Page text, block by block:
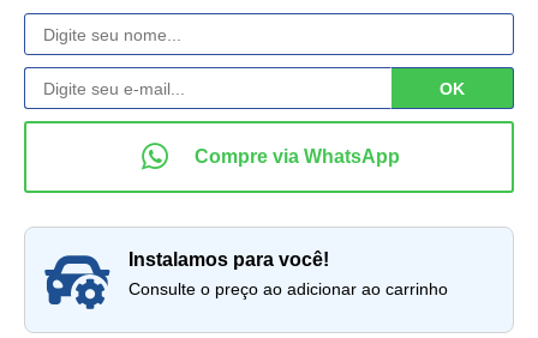
instalamos para você!
Consulte o preço ao adicionar ao carrinho